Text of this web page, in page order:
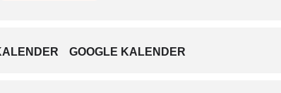
GOOGLE KALENDER